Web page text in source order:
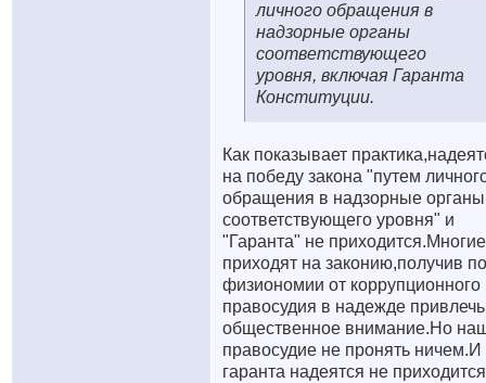
личного обращения в
надзорные органы
соответствующего
уровня, включая Гаранта
Конституции.
Как показывает
на победу закона "путем
обращения в надзорные органы
соответствующего уровня" и
"Гаранта" не приходится.Многие
приходят на законию,получив по
физиономии от коррупционного
правосудия в надежде привлечь
общественное внимание.Но
правосудие не пронять ничем.И
гаранта надеятся не